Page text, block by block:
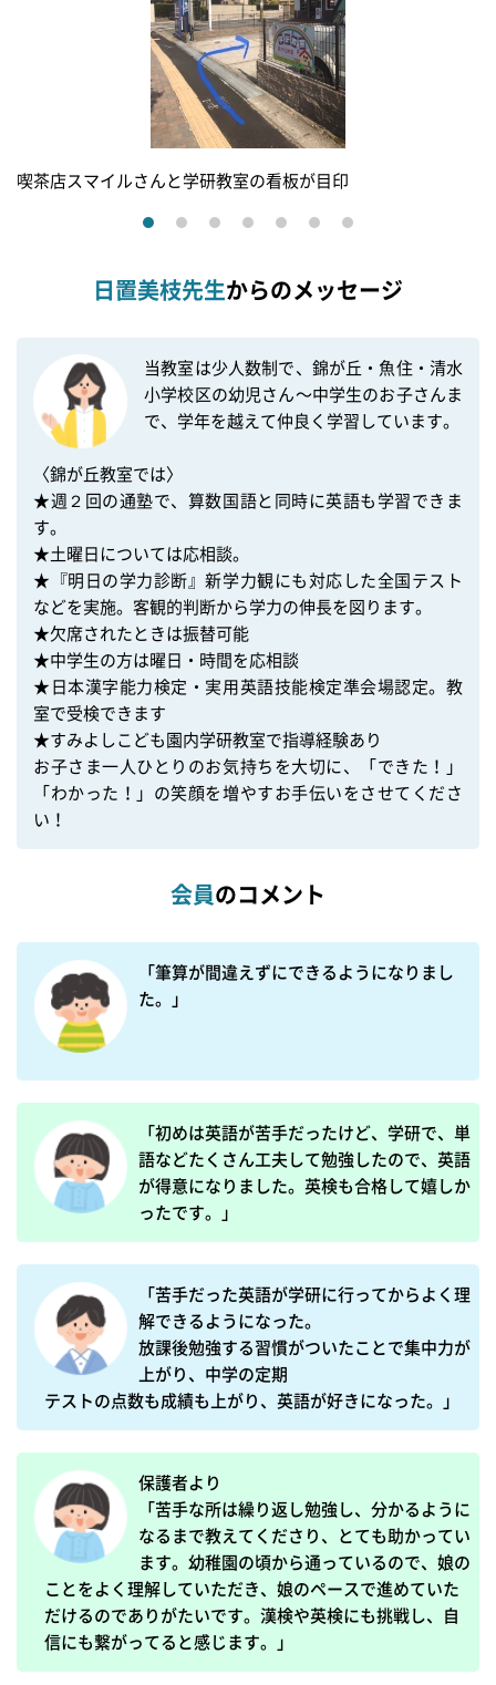
喫茶店スマイルさんと学研教室の看板が目印
日置美枝先生からのメッセージ
当教室は少人数制で、錦が丘・魚住・清水
小学校区の幼児さん〜中学生のお子さんま
で、学年を越えて仲良く学習しています。
〈錦が丘教室では〉
★週２回の通塾で、算数国語と同時に英語も学習できま
す。
★土曜日については応相談。
★『明日の学力診断』新学力観にも対応した全国テスト
などを実施。客観的判断から学力の伸長を図ります。
★欠席されたときは振替可能
★中学生の方は曜日・時間を応相談
★日本漢字能力検定・実用英語技能検定準会場認定。教
室で受検できます
★すみよしこども園内学研教室で指導経験あり
お子さま一人ひとりのお気持ちを大切に、「できた！」
「わかった！」の笑顔を増やすお手伝いをさせてくださ
い！
会員のコメント
「筆算が間違えずにできるようになりまし
た。」
「初めは英語が苦手だったけど、学研で、単
語などたくさん工夫して勉強したので、英語
が得意になりました。英検も合格して嬉しか
ったです。」
「苦手だった英語が学研に行ってからよく理
解できるようになった。
放課後勉強する習慣がついたことで集中力が
上がり、中学の定期
テストの点数も成績も上がり、英語が好きになった。」
保護者より
「苦手な所は繰り返し勉強し、分かるように
なるまで教えてくださり、とても助かってい
ます。幼稚園の頃から通っているので、娘の
ことをよく理解していただき、娘のペースで進めていた
だけるのでありがたいです。漢検や英検にも挑戦し、自
信にも繋がってると感じます。」